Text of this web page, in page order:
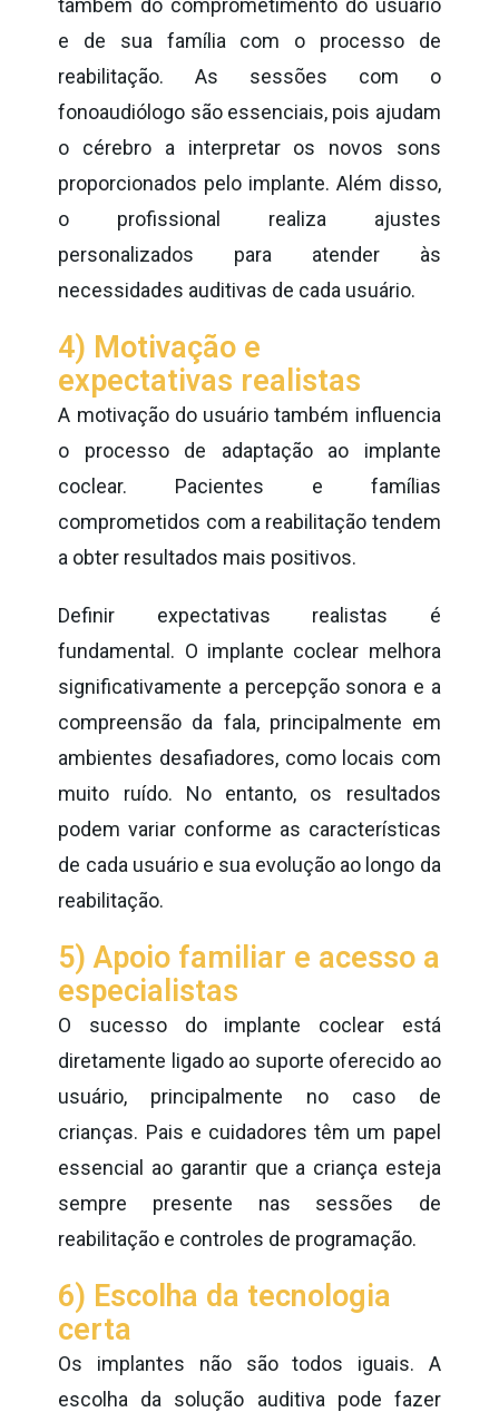
também do comprometimento do usuário
e de sua família com o processo de
reabilitação. As sessões com o
fonoaudiólogo são essenciais, pois ajudam
o cérebro a interpretar os novos sons
proporcionados pelo implante. Além disso,
o profissional realiza ajustes
personalizados para atender às
necessidades auditivas de cada usuário.
4) Motivação e
expectativas realistas
A motivação do usuário também influencia
o processo de adaptação ao implante
coclear. Pacientes e famílias
comprometidos com a reabilitação tendem
a obter resultados mais positivos.
Definir expectativas realistas é
fundamental. O implante coclear melhora
significativamente a percepção sonora e a
compreensão da fala, principalmente em
ambientes desafiadores, como locais com
muito ruído. No entanto, os resultados
podem variar conforme as características
de cada usuário e sua evolução ao longo da
reabilitação.
5) Apoio familiar e acesso a
especialistas
O sucesso do implante coclear está
diretamente ligado ao suporte oferecido ao
usuário, principalmente no caso de
crianças. Pais e cuidadores têm um papel
essencial ao garantir que a criança esteja
sempre presente nas sessões de
reabilitação e controles de programação.
6) Escolha da tecnologia
certa
Os implantes não são todos iguais. A
escolha da solução auditiva pode fazer